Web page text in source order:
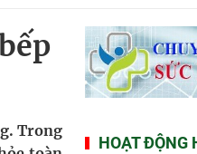
Trong
HOẠT ĐỘNG